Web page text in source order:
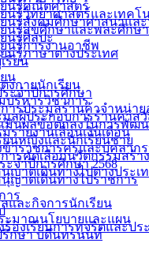
ยนรู้คณิตศาสตร์
นรู้วิทยาศาสตร์และเทคโ
ยนรู้สังคมศึกษาศาสนาแล
ยนรู้สุขศึกษาและพละศึกษา
นรู้ศิลปะ
นรู้การงานอาชีพ
นรู้ภาษาต่างประเทศ
รียน
น
งกายนักเรียน
ะจำปีการศึกษา
บริหารวิชาการ
ารประมูลร้านค้าจำหน่าย
มูลผู้ประกอบการร้านค้าสวั
มินผลข้อตกลงในการพัฒน
รายงานเลื่อนเงินเดือน
นหญิงและนักเรียนชาย
าราชการครูและบุคลาก
ารคัดเลือกนวัตกรรมสร้า
จำปีการศึกษา 2568
ญาตเดินทางไปต่างประเ
ญาตเดินทางไปราชการ
าร
และกิจการนักเรียน
ะมาณนโยบายและแผน
ร้องเรียนการทุจริตและป
รึกษา บดินทรนนท์